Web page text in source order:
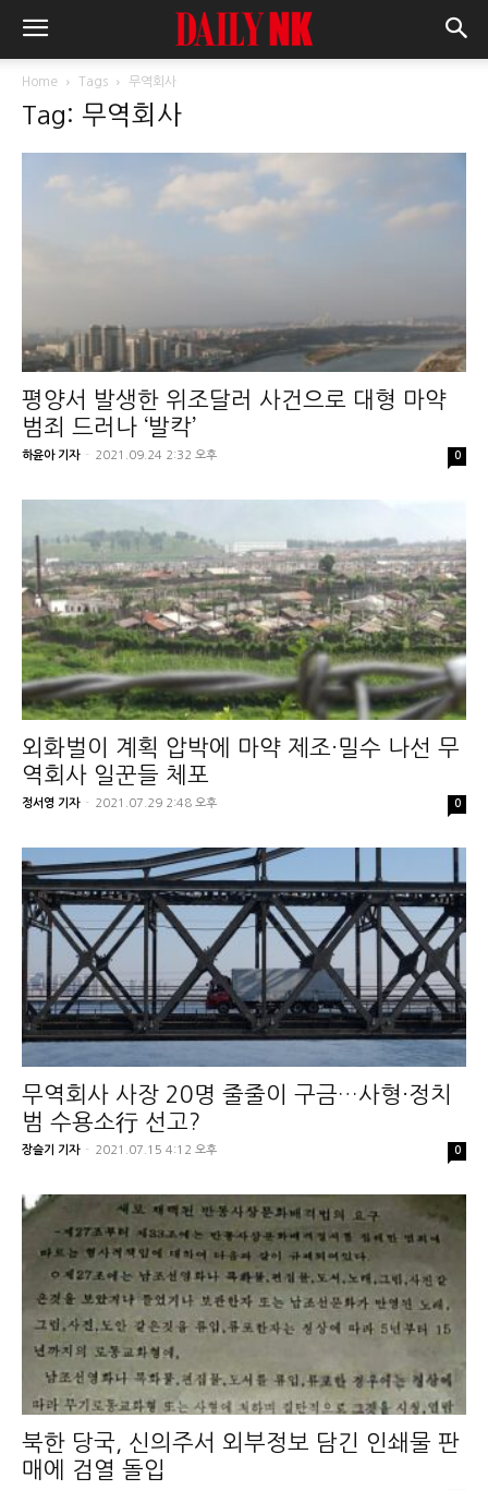
Home Tags 무역회사
Tag: 무역회사
평양서 발생한 위조달러 사건으로 대형 마약
범죄 드러나 ‘발칵’
하윤아 기자 - 2021.09.24 2:32 오후 0
외화벌이 계획 압박에 마약 제조·밀수 나선 무
역회사 일꾼들 체포
정서영 기자 - 2021.07.29 2:48 오후 0
무역회사 사장 20명 줄줄이 구금…사형·정치
범 수용소行 선고?
장슬기 기자 - 2021.07.15 4:12 오후 0
북한 당국, 신의주서 외부정보 담긴 인쇄물 판
매에 검열 돌입